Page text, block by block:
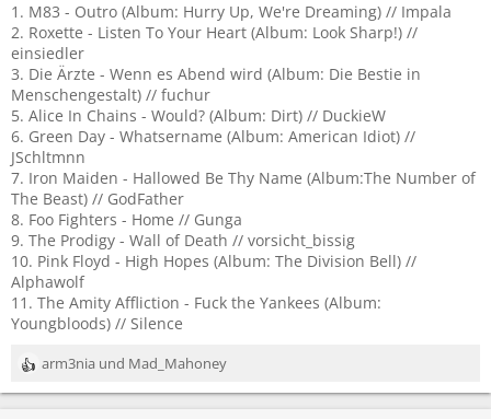
1. M83 - Outro (Album: Hurry Up, We're Dreaming) // Impala
2. Roxette - Listen To Your Heart (Album: Look Sharp!) //
einsiedler
3. Die Ärzte - Wenn es Abend wird (Album: Die Bestie in
Menschengestalt) // fuchur
5. Alice In Chains - Would? (Album: Dirt) // DuckieW
6. Green Day - Whatsername (Album: American Idiot) //
JSchltmnn
7. Iron Maiden - Hallowed Be Thy Name (Album:The Number of
The Beast) // GodFather
8. Foo Fighters - Home // Gunga
9. The Prodigy - Wall of Death // vorsicht_bissig
10. Pink Floyd - High Hopes (Album: The Division Bell) //
Alphawolf
11. The Amity Affliction - Fuck the Yankees (Album:
Youngbloods) // Silence
R
e
arm3nia und Mad_Mahoney